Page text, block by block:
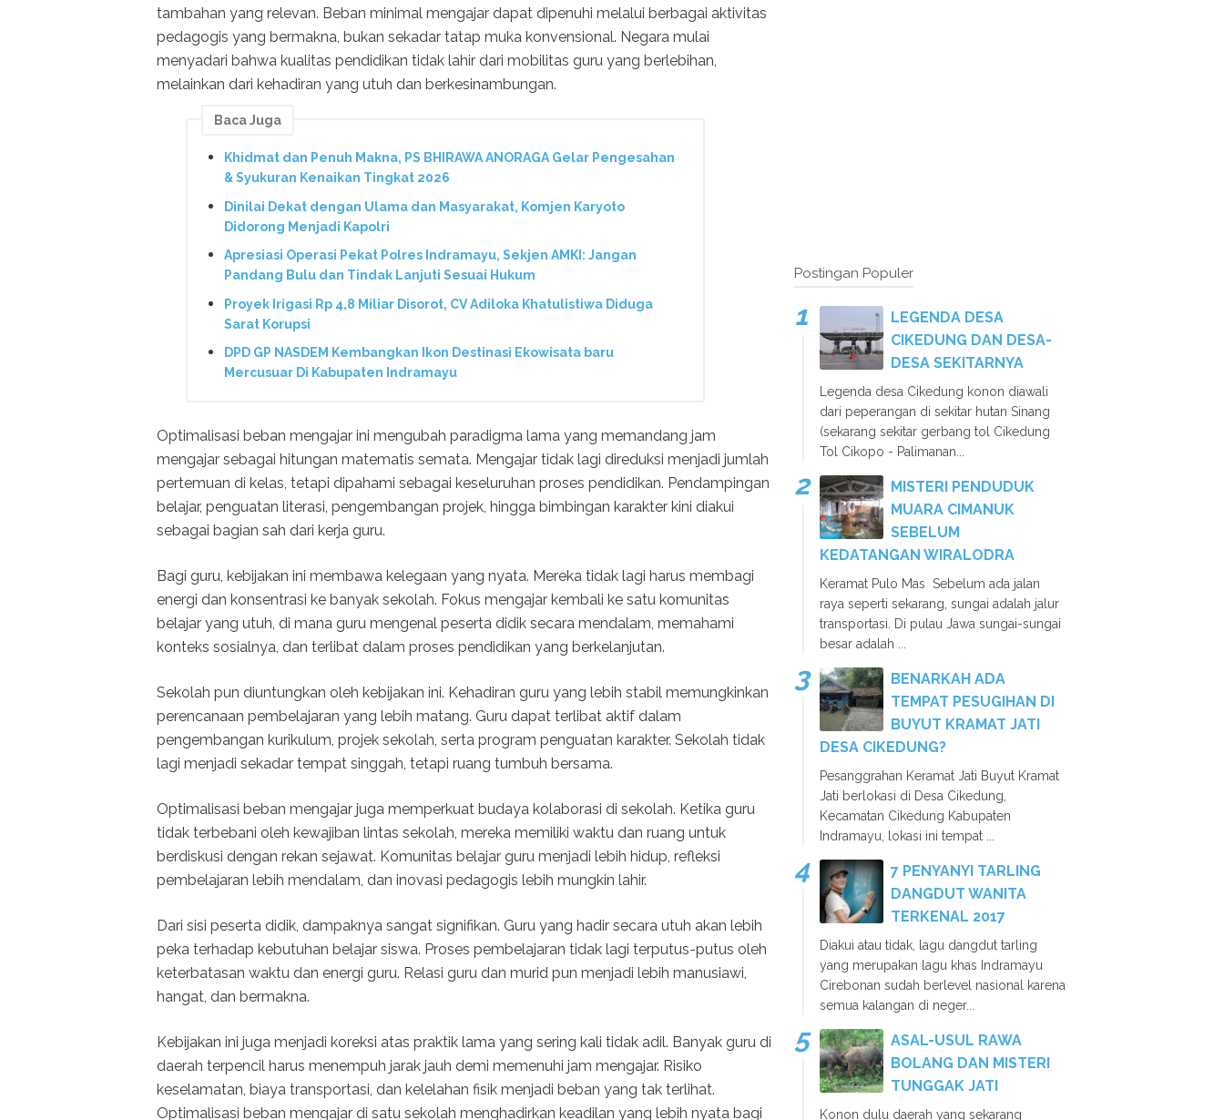
tambahan yang relevan. Beban minimal mengajar dapat dipenuhi melalui berbagai aktivitas
pedagogis yang bermakna, bukan sekadar tatap muka konvensional. Negara mulai
menyadari bahwa kualitas pendidikan tidak lahir dari mobilitas guru yang berlebihan,
melainkan dari kehadiran yang utuh dan berkesinambungan.
Baca Juga
Khidmat dan Penuh Makna, PS BHIRAWA ANORAGA Gelar Pengesahan
& Syukuran Kenaikan Tingkat 2026
Dinilai Dekat dengan Ulama dan Masyarakat, Komjen Karyoto
Didorong Menjadi Kapolri
Apresiasi Operasi Pekat Polres Indramayu, Sekjen AMKI: Jangan
Pandang Bulu dan Tindak Lanjuti Sesuai Hukum
Proyek Irigasi Rp 4,8 Miliar Disorot, CV Adiloka Khatulistiwa Diduga
Sarat Korupsi
DPD GP NASDEM Kembangkan Ikon Destinasi Ekowisata baru
Mercusuar Di Kabupaten Indramayu
Optimalisasi beban mengajar ini mengubah paradigma lama yang memandang jam
mengajar sebagai hitungan matematis semata. Mengajar tidak lagi direduksi menjadi jumlah
pertemuan di kelas, tetapi dipahami sebagai keseluruhan proses pendidikan. Pendampingan
belajar, penguatan literasi, pengembangan projek, hingga bimbingan karakter kini diakui
sebagai bagian sah dari kerja guru.
Bagi guru, kebijakan ini membawa kelegaan yang nyata. Mereka tidak lagi harus membagi
energi dan konsentrasi ke banyak sekolah. Fokus mengajar kembali ke satu komunitas
belajar yang utuh, di mana guru mengenal peserta didik secara mendalam, memahami
konteks sosialnya, dan terlibat dalam proses pendidikan yang berkelanjutan.
Sekolah pun diuntungkan oleh kebijakan ini. Kehadiran guru yang lebih stabil memungkinkan
perencanaan pembelajaran yang lebih matang. Guru dapat terlibat aktif dalam
pengembangan kurikulum, projek sekolah, serta program penguatan karakter. Sekolah tidak
lagi menjadi sekadar tempat singgah, tetapi ruang tumbuh bersama.
Optimalisasi beban mengajar juga memperkuat budaya kolaborasi di sekolah. Ketika guru
tidak terbebani oleh kewajiban lintas sekolah, mereka memiliki waktu dan ruang untuk
berdiskusi dengan rekan sejawat. Komunitas belajar guru menjadi lebih hidup, refleksi
pembelajaran lebih mendalam, dan inovasi pedagogis lebih mungkin lahir.
Dari sisi peserta didik, dampaknya sangat signifikan. Guru yang hadir secara utuh akan lebih
peka terhadap kebutuhan belajar siswa. Proses pembelajaran tidak lagi terputus-putus oleh
keterbatasan waktu dan energi guru. Relasi guru dan murid pun menjadi lebih manusiawi,
hangat, dan bermakna.
Kebijakan ini juga menjadi koreksi atas praktik lama yang sering kali tidak adil. Banyak guru di
daerah terpencil harus menempuh jarak jauh demi memenuhi jam mengajar. Risiko
keselamatan, biaya transportasi, dan kelelahan fisik menjadi beban yang tak terlihat.
Optimalisasi beban mengajar di satu sekolah menghadirkan keadilan yang lebih nyata bagi
Postingan Populer
LEGENDA DESA
CIKEDUNG DAN DESA-
DESA SEKITARNYA
Legenda desa Cikedung konon diawali
dari peperangan di sekitar hutan Sinang
(sekarang sekitar gerbang tol Cikedung
Tol Cikopo - Palimanan...
MISTERI PENDUDUK
MUARA CIMANUK
SEBELUM
KEDATANGAN WIRALODRA
Keramat Pulo Mas Sebelum ada jalan
raya seperti sekarang, sungai adalah jalur
transportasi. Di pulau Jawa sungai-sungai
besar adalah ...
BENARKAH ADA
TEMPAT PESUGIHAN DI
BUYUT KRAMAT JATI
DESA CIKEDUNG?
Pesanggrahan Keramat Jati Buyut Kramat
Jati berlokasi di Desa Cikedung,
Kecamatan Cikedung Kabupaten
Indramayu, lokasi ini tempat ...
7 PENYANYI TARLING
DANGDUT WANITA
TERKENAL 2017
Diakui atau tidak, lagu dangdut tarling
yang merupakan lagu khas Indramayu
Cirebonan sudah berlevel nasional karena
semua kalangan di neger...
ASAL-USUL RAWA
BOLANG DAN MISTERI
TUNGGAK JATI
Konon dulu daerah yang sekarang